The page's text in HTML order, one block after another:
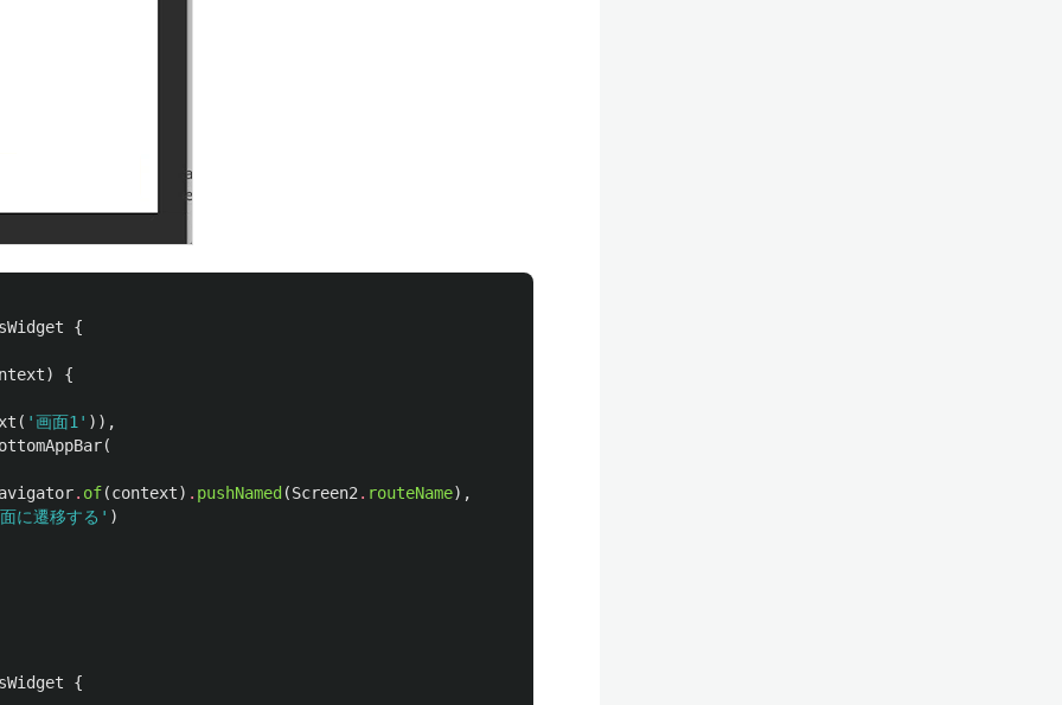
{
) {
( '画面1' )),
(
. of(context) . pushNamed (Screen2 . routeName),
に遷移する' )
{